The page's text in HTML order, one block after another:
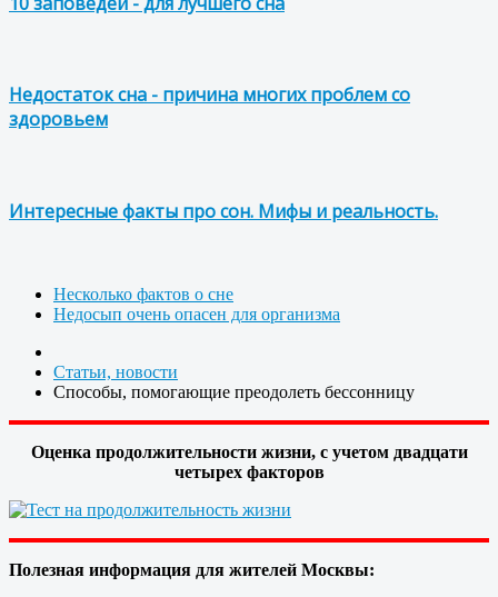
Недостаток сна - причина многих проблем со
здоровьем
Интересные факты про сон. Мифы и реальность.
Несколько фактов о сне
Недосып очень опасен для организма
Статьи, новости
Способы, помогающие преодолеть бессонницу
Оценка продолжительности жизни, с учетом двадцати
четырех факторов
Полезная информация для жителей Москвы: